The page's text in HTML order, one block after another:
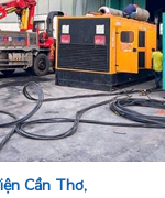
Cần Thơ,